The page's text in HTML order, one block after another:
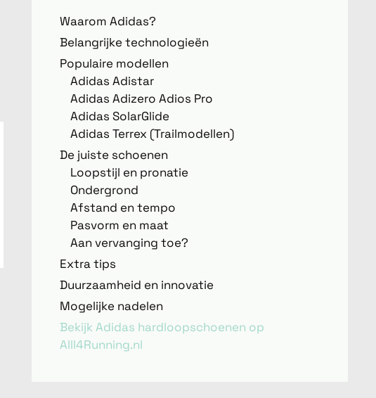
Waarom Adidas?
Belangrijke technologieën
Populaire modellen
Adidas Adistar
Adidas Adizero Adios Pro
Adidas SolarGlide
Adidas Terrex (Trailmodellen)
De juiste schoenen
Loopstijl en pronatie
Ondergrond
Afstand en tempo
Pasvorm en maat
Aan vervanging toe?
Extra tips
Duurzaamheid en innovatie
Mogelijke nadelen
Bekijk Adidas hardloopschoenen op
Alll4Running.nl